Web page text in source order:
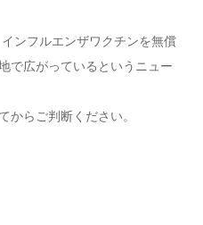
ンフルエンザワクチンを無償
で広がっているというニュー
からご判断ください。